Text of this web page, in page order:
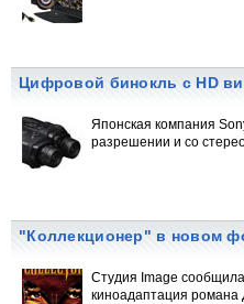
Цифровой бинокль с HD
Японская компания
разрешении и со
"Коллекционер" в новом
Студия Image
киноадаптация романа